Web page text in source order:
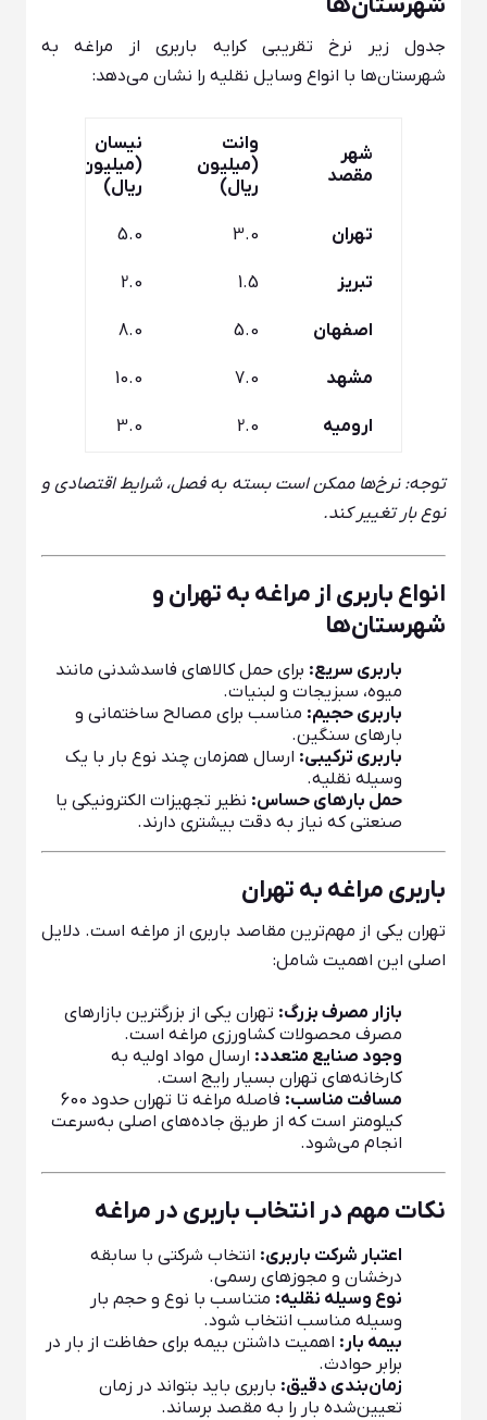
جدول زیر نرخ تقریبی کرایه باربری از مراغه به
شهرستان‌ها با انواع وسایل نقلیه را نشان می‌دهد:
شهر
مقصد
وانت
(میلیون
ریال)
نیسان
(میلیون
ریال)
تهران 3.0
5.0
تبریز 1.5
2.0
اصفهان 5.0
8.0
مشهد 7.0
10.0
ارومیه 2.0
3.0
توجه: نرخ‌ها ممکن است بسته به فصل، شرایط اقتصادی و
نوع بار تغییر کند.
انواع باربری از مراغه به تهران و
شهرستان‌ها
باربری سریع: برای حمل کالاهای فاسدشدنی مانند
میوه، سبزیجات و لبنیات.
باربری حجیم: مناسب برای مصالح ساختمانی و
بارهای سنگین.
باربری ترکیبی: ارسال همزمان چند نوع بار با یک
وسیله نقلیه.
حمل بارهای حساس: نظیر تجهیزات الکترونیکی یا
صنعتی که نیاز به دقت بیشتری دارند.
باربری مراغه به تهران
تهران یکی از مهم‌ترین مقاصد باربری از مراغه است. دلایل
اصلی این اهمیت شامل:
بازار مصرف بزرگ: تهران یکی از بزرگترین بازارهای
مصرف محصولات کشاورزی مراغه است.
وجود صنایع متعدد: ارسال مواد اولیه به
کارخانه‌های تهران بسیار رایج است.
مسافت مناسب:
فاصله مراغه تا تهران حدود 600
کیلومتر است که از طریق جاده‌های اصلی به‌سرعت
انجام می‌شود.
نکات مهم در انتخاب باربری در مراغه
اعتبار شرکت باربری: انتخاب شرکتی با سابقه
درخشان و مجوزهای رسمی.
نوع وسیله نقلیه: متناسب با نوع و حجم بار
وسیله مناسب انتخاب شود.
بیمه بار: اهمیت داشتن بیمه برای حفاظت از بار در
برابر حوادث.
زمان‌بندی دقیق: باربری باید بتواند در زمان
تعیین‌شده بار را به مقصد برساند.